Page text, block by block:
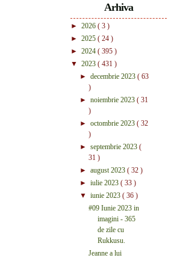
Arhiva
► 2026 ( 3 )
► 2025 ( 24 )
► 2024 ( 395 )
▼ 2023 ( 431 )
► decembrie 2023 ( 63
)
► noiembrie 2023 ( 31
)
► octombrie 2023 ( 32
)
► septembrie 2023 (
31 )
► august 2023 ( 32 )
► iulie 2023 ( 33 )
▼ iunie 2023 ( 36 )
#09 Iunie 2023 in
imagini - 365
de zile cu
Rukkusu.
Jeanne a lui